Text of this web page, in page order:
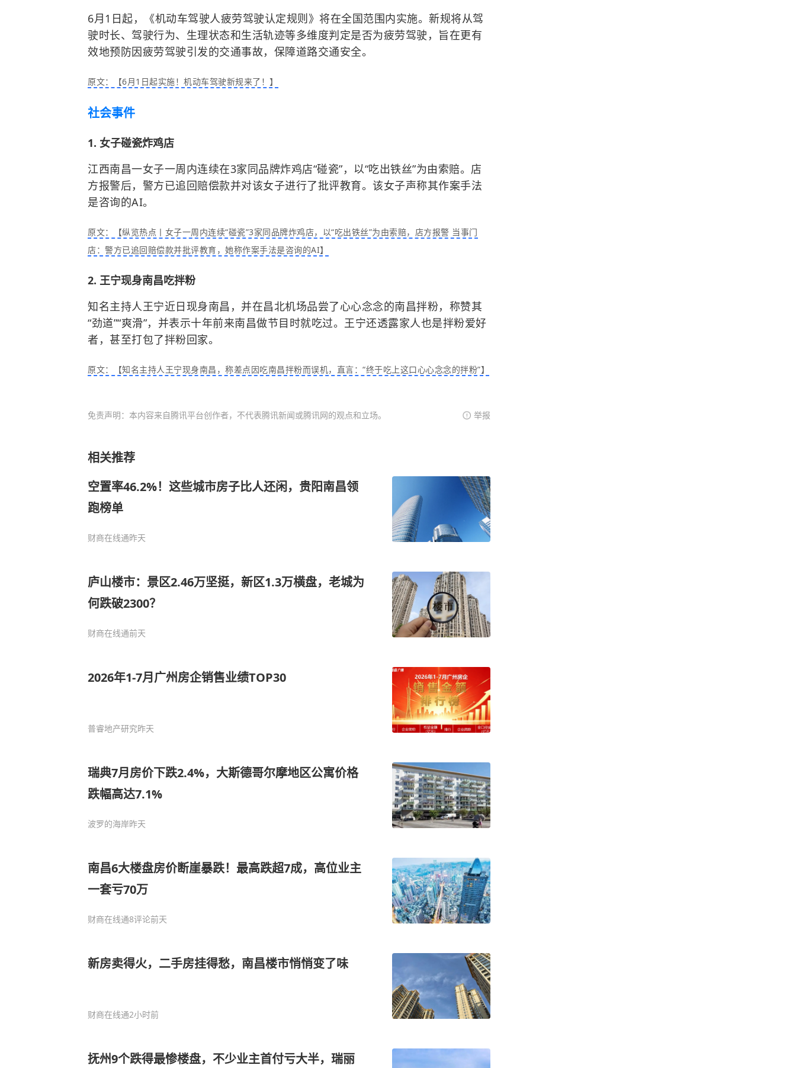
6月1日起，《机动车驾驶人疲劳驾驶认定规则》将在全国范围内实施。新规将从驾
驶时长、驾驶行为、生理状态和生活轨迹等多维度判定是否为疲劳驾驶，旨在更有
效地预防因疲劳驾驶引发的交通事故，保障道路交通安全。
原文：【6月1日起实施！机动车驾驶新规来了！】
社会事件
1. 女子碰瓷炸鸡店
江西南昌一女子一周内连续在3家同品牌炸鸡店“碰瓷”，以“吃出铁丝”为由索赔。店
方报警后，警方已追回赔偿款并对该女子进行了批评教育。该女子声称其作案手法
是咨询的AI。
原文：【纵览热点丨女子一周内连续“碰瓷”3家同品牌炸鸡店，以“吃出铁丝”为由索赔，店方报警 当事门
店：警方已追回赔偿款并批评教育，她称作案手法是咨询的AI】
2. 王宁现身南昌吃拌粉
知名主持人王宁近日现身南昌，并在昌北机场品尝了心心念念的南昌拌粉，称赞其
“劲道”“爽滑”，并表示十年前来南昌做节目时就吃过。王宁还透露家人也是拌粉爱好
者，甚至打包了拌粉回家。
原文：【知名主持人王宁现身南昌，称差点因吃南昌拌粉而误机，直言：“终于吃上这口心心念念的拌粉”】
免责声明：本内容来自腾讯平台创作者，不代表腾讯新闻或腾讯网的观点和立场。 举报
相关推荐
空置率46.2%！这些城市房子比人还闲，贵阳南昌领
跑榜单
财商在线通昨天
庐山楼市：景区2.46万坚挺，新区1.3万横盘，老城为
何跌破2300？
财商在线通前天
2026年1-7月广州房企销售业绩TOP30
普睿地产研究昨天
瑞典7月房价下跌2.4%，大斯德哥尔摩地区公寓价格
跌幅高达7.1%
波罗的海岸昨天
南昌6大楼盘房价断崖暴跌！最高跌超7成，高位业主
一套亏70万
财商在线通8评论前天
新房卖得火，二手房挂得愁，南昌楼市悄悄变了味
财商在线通2小时前
抚州9个跌得最惨楼盘，不少业主首付亏大半，瑞丽